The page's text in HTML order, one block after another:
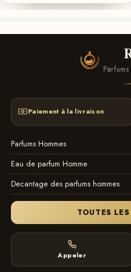
Paiement à la livraison
Parfums Hommes
Eau de parfum Homme
Decantage des parfums hommes
TOUTES
Appeler